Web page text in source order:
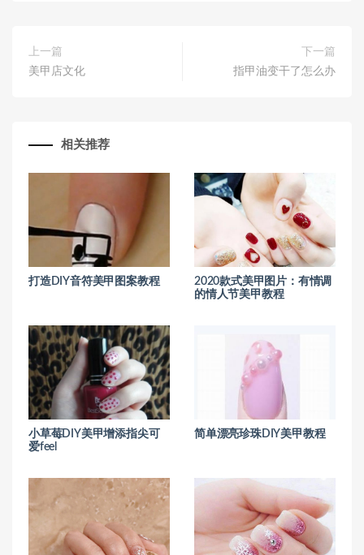
上一篇
美甲店文化
下一篇
指甲油变干了怎么办
相关推荐
打造DIY音符美甲图案教程
2020款式美甲图片：有情调
的情人节美甲教程
小草莓DIY美甲增添指尖可
爱feel
简单漂亮珍珠DIY美甲教程